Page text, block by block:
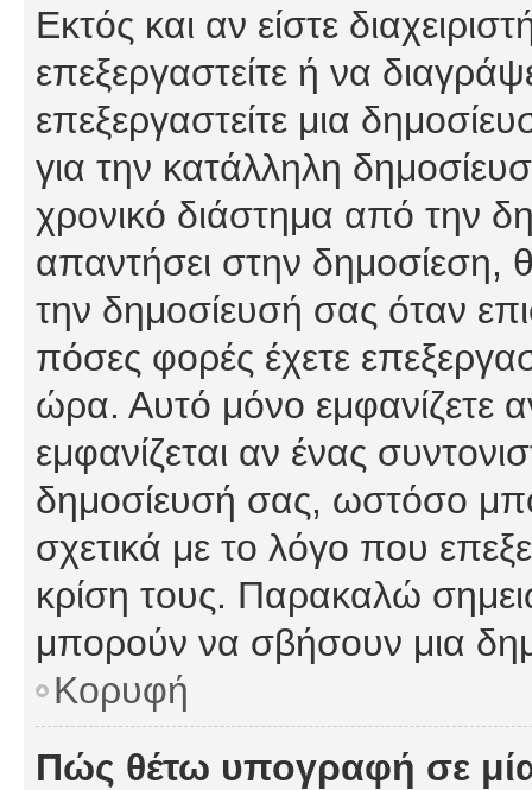
Εκτός και αν είστε
επεξεργαστείτε ή να
επεξεργαστείτε μια
για την κατάλληλη
χρονικό διάστημα από την
απαντήσει στην δημοσίεση,
την δημοσίευσή σας όταν
πόσες φορές έχετε
ώρα. Αυτό μόνο εμφανίζετε
εμφανίζεται αν ένας
δημοσίευσή σας, ωστόσο
σχετικά με το λόγο που
κρίση τους. Παρακαλώ
μπορούν να σβήσουν μια
Κορυφή
Πώς θέτω υπογραφή σε